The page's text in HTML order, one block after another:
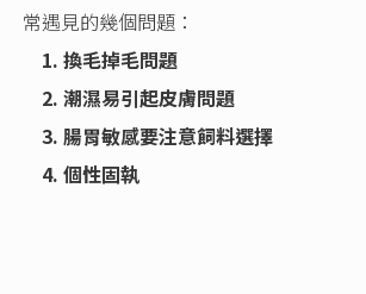
常遇見的幾個問題：
1. 換毛掉毛問題
2. 潮濕易引起皮膚問題
3. 腸胃敏感要注意飼料選擇
4. 個性固執